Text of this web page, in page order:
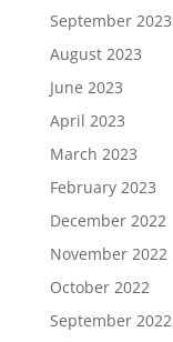
September 2023
August 2023
June 2023
April 2023
March 2023
February 2023
December 2022
November 2022
October 2022
September 2022